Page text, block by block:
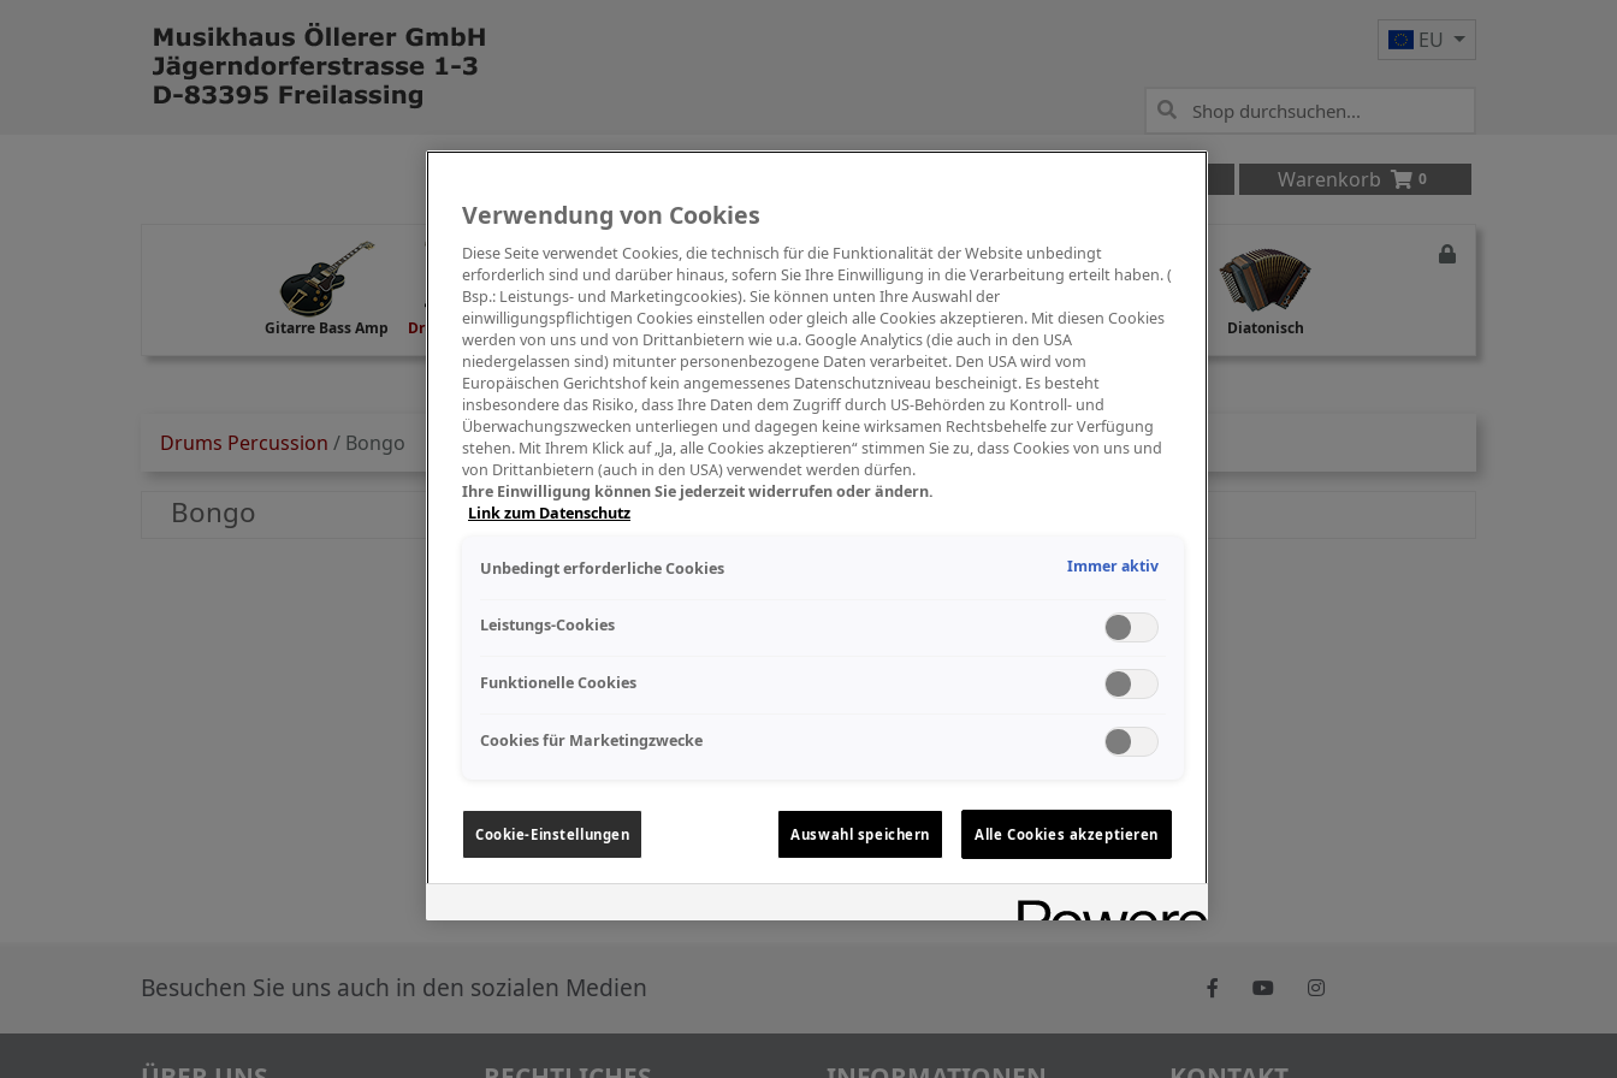
EU
Warenkorb 0
Gitarre Bass Amp Drums Percussion Digitalpiano Keys Blasinstrumente Orchester PA Mikrofon Studio Recording Diatonisch
Drums Percussion / Bongo
Bongo
Besuchen Sie uns auch in den sozialen Medien
Verwendung von Cookies
Diese Seite verwendet Cookies, die technisch für die Funktionalität der Website unbedingt
erforderlich sind und darüber hinaus, sofern Sie Ihre Einwilligung in die Verarbeitung erteilt haben. (
Bsp.: Leistungs- und Marketingcookies). Sie können unten Ihre Auswahl der
einwilligungspflichtigen Cookies einstellen oder gleich alle Cookies akzeptieren. Mit diesen Cookies
werden von uns und von Drittanbietern wie u.a. Google Analytics (die auch in den USA
niedergelassen sind) mitunter personenbezogene Daten verarbeitet. Den USA wird vom
Europäischen Gerichtshof kein angemessenes Datenschutzniveau bescheinigt. Es besteht
insbesondere das Risiko, dass Ihre Daten dem Zugriff durch US-Behörden zu Kontroll- und
Überwachungszwecken unterliegen und dagegen keine wirksamen Rechtsbehelfe zur Verfügung
stehen. Mit Ihrem Klick auf „Ja, alle Cookies akzeptieren“ stimmen Sie zu, dass Cookies von uns und
von Drittanbietern (auch in den USA) verwendet werden dürfen.
Ihre Einwilligung können Sie jederzeit widerrufen oder ändern.
Link zum Datenschutz
Unbedingt erforderliche Cookies Immer aktiv
Leistungs-Cookies
Funktionelle Cookies
Cookies für Marketingzwecke
Cookie-Einstellungen Auswahl speichern Alle Cookies akzeptieren